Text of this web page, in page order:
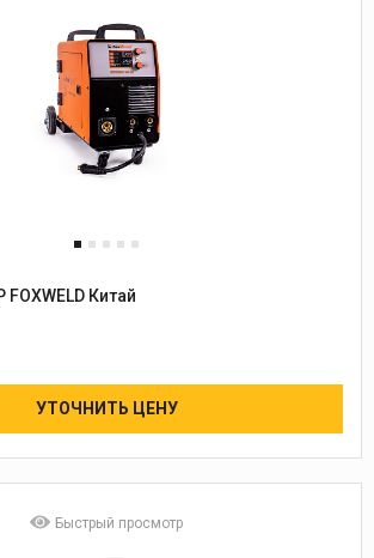
0,8-1,2 INVERMIG 240 DP FOXWELD Китай
УТОЧНИТЬ ЦЕНУ
Быстрый просмотр